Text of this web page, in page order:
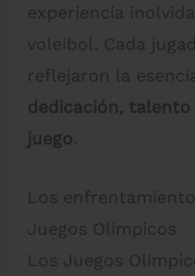
experiencia
voleibol. Cada
reflejaron la
dedicación,
juego
Los
Juegos Olímpicos
Los Juegos